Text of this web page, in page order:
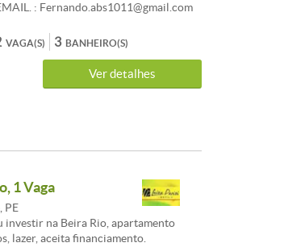
: Fernando.abs1011@gmail.com
VAGA(S) BANHEIRO(S)
3
Ver detalhes
1 Vaga
PE
na Beira Rio, apartamento
lazer, aceita financiamento.